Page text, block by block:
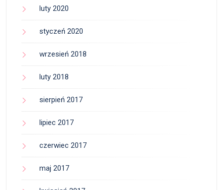
luty 2020
styczeń 2020
wrzesień 2018
luty 2018
sierpień 2017
lipiec 2017
czerwiec 2017
maj 2017